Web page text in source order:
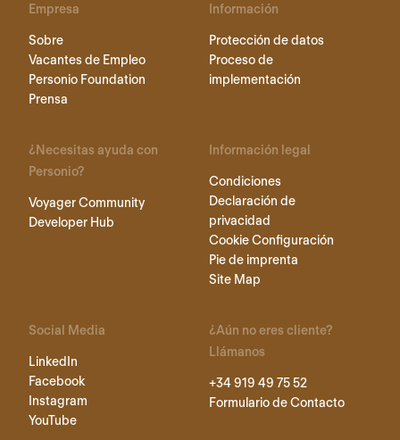
Empresa
Sobre
Vacantes de Empleo
Personio Foundation
Prensa
Información
Protección de datos
Proceso de
implementación
¿Necesitas ayuda con
Personio?
Voyager Community
Developer Hub
Información legal
Condiciones
Declaración de
privacidad
Cookie Configuración
Pie de imprenta
Site Map
Social Media
LinkedIn
Facebook
Instagram
YouTube
¿Aún no eres cliente?
Llámanos
+34 919 49 75 52
Formulario de Contacto